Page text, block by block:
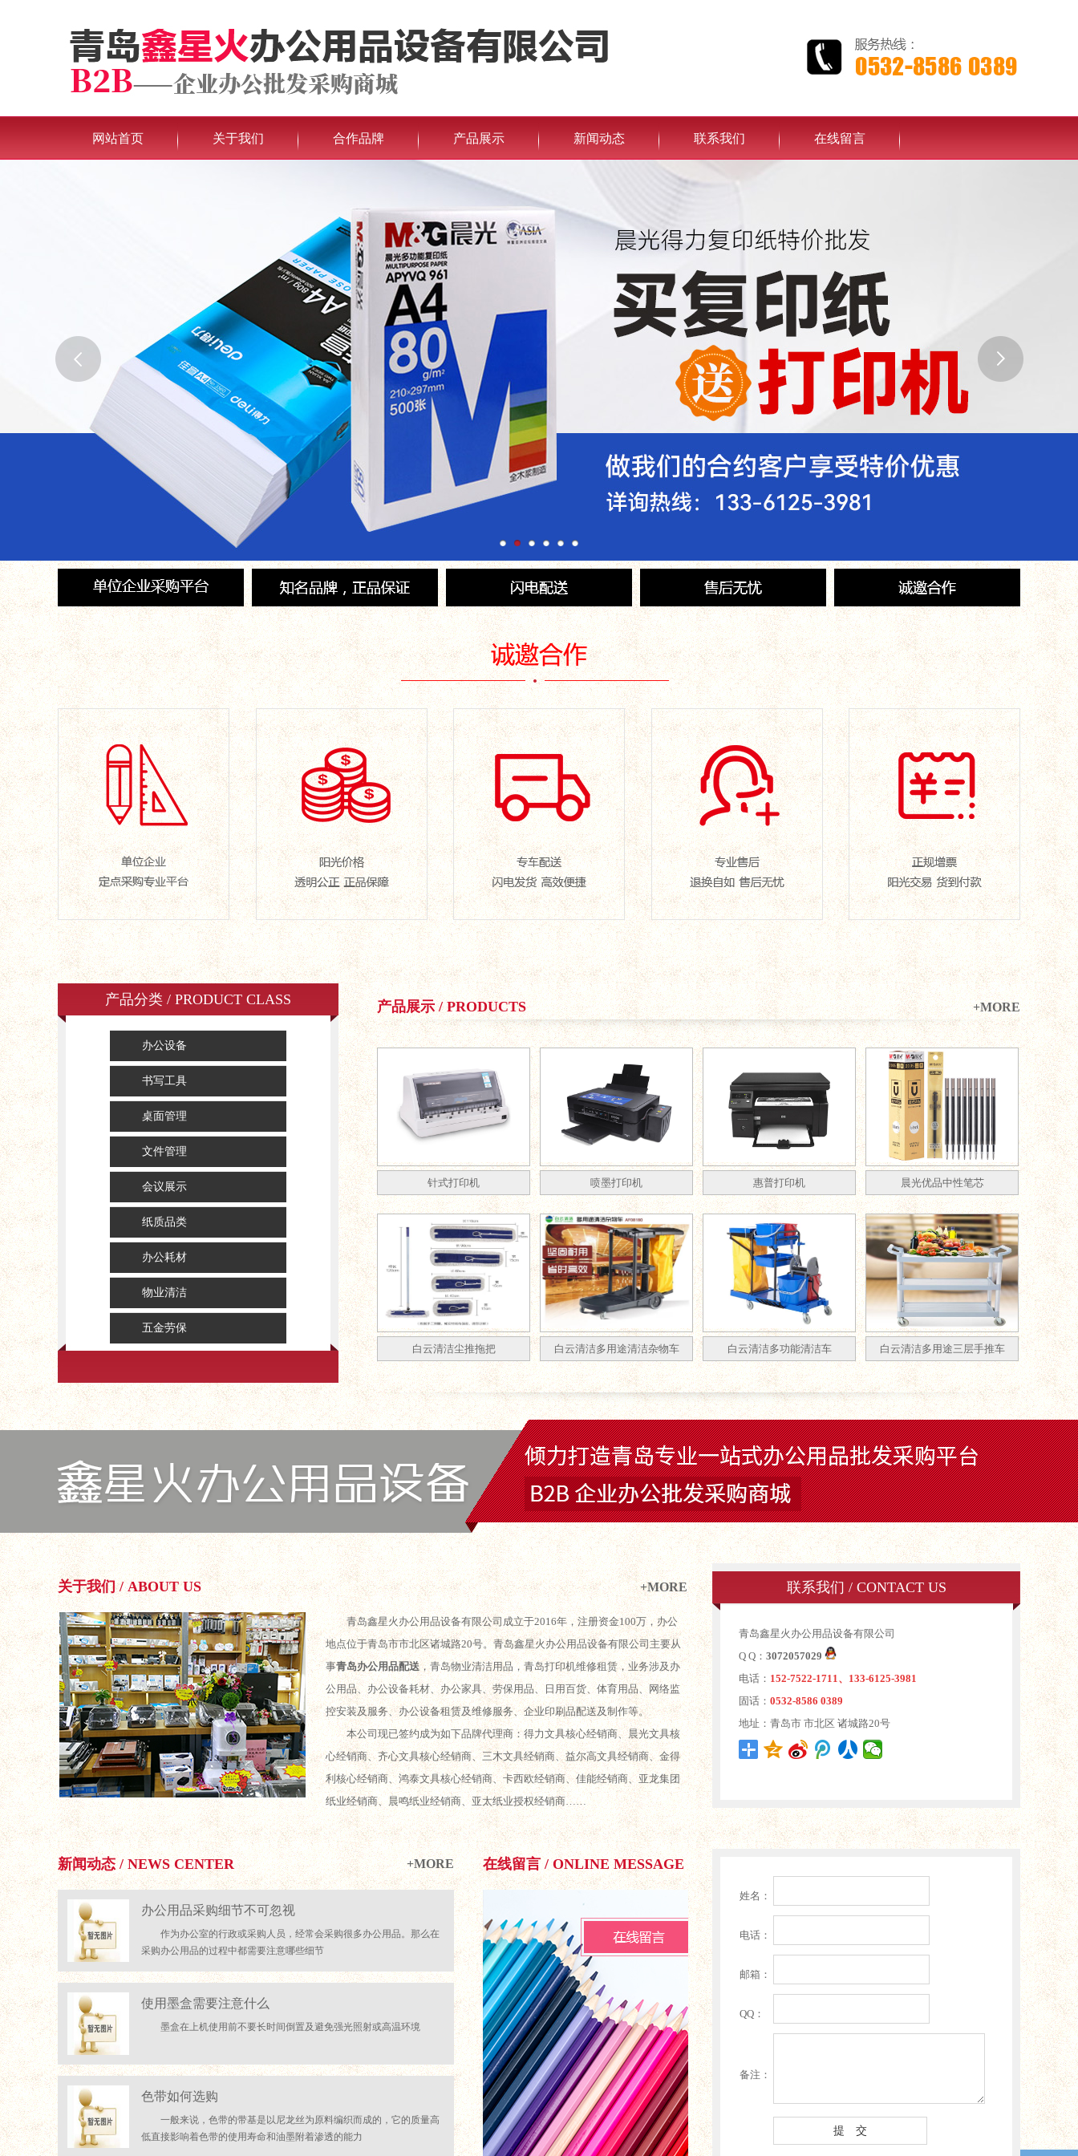
网站首页 关于我们 合作品牌 产品展示 新闻动态 联系我们 在线留言
产品分类 / PRODUCT CLASS
办公设备
书写工具
桌面管理
文件管理
会议展示
纸质品类
办公耗材
物业清洁
五金劳保
产品展示 / PRODUCTS +MORE
针式打印机 喷墨打印机 惠普打印机 晨光优品中性笔芯
白云清洁尘推拖把 白云清洁多用途清洁杂物车 白云清洁多功能清洁车 白云清洁多用途三层手推车
关于我们 / ABOUT US +MORE
青岛鑫星火办公用品设备有限公司成立于2016年，注册资金100万，办公
地点位于青岛市市北区诸城路20号。青岛鑫星火办公用品设备有限公司主要从
事青岛办公用品配送，青岛物业清洁用品，青岛打印机维修租赁，业务涉及办
公用品、办公设备耗材、办公家具、劳保用品、日用百货、体育用品、网络监
控安装及服务、办公设备租赁及维修服务、企业印刷品配送及制作等。
本公司现已签约成为如下品牌代理商：得力文具核心经销商、晨光文具核
心经销商、齐心文具核心经销商、三木文具经销商、益尔高文具经销商、金得
利核心经销商、鸿泰文具核心经销商、卡西欧经销商、佳能经销商、亚龙集团
纸业经销商、晨鸣纸业经销商、亚太纸业授权经销商……
联系我们 / CONTACT US
青岛鑫星火办公用品设备有限公司
Q Q： 3072057029
电话： 152-7522-1711、133-6125-3981
固话： 0532-8586 0389
地址：青岛市 市北区 诸城路20号
新闻动态 / NEWS CENTER +MORE
办公用品采购细节不可忽视
作为办公室的行政或采购人员，经常会采购很多办公用品。那么在
采购办公用品的过程中都需要注意哪些细节
使用墨盒需要注意什么
墨盒在上机使用前不要长时间倒置及避免强光照射或高温环境
色带如何选购
一般来说，色带的带基是以尼龙丝为原料编织而成的，它的质量高
低直接影响着色带的使用寿命和油墨附着渗透的能力
在线留言 / ONLINE MESSAGE
姓名：
电话：
邮箱：
QQ：
备注：
提 交